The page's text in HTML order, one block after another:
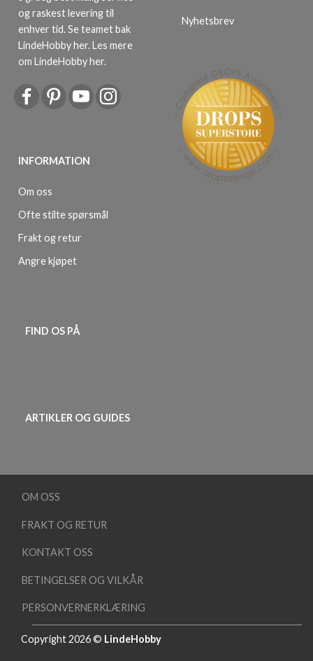
og raskest levering til
enhver tid. Se teamet bak
LindeHobby her.Les mere
om LindeHobby her.
INFORMATION
Om oss
Ofte stilte spørsmål
Frakt og retur
Angre kjøpet
Nyhetsbrev
FIND OS PÅ
ARTIKLER OG GUIDES
OM OSS
FRAKT OG RETUR
KONTAKT OSS
BETINGELSER OG VILKÅR
PERSONVERNERKLÆRING
Copyright 2026 © LindeHobby